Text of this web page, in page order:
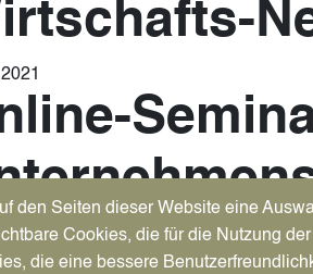
den Seiten dieser Website eine
Cookies, die für die Nutzung
die eine bessere